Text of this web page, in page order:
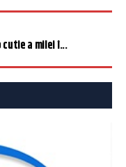
a milei î...